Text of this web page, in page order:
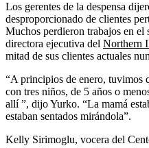
Los gerentes de la despensa
desproporcionado de clientes
Muchos perdieron trabajos en el
directora ejecutiva del Northern
mitad de sus clientes actuales
“A principios de enero, tuvimos
con tres niños, de 5 años o
allí ”, dijo Yurko. “La mamá
estaban sentados mirándola”.
Kelly Sirimoglu, vocera del